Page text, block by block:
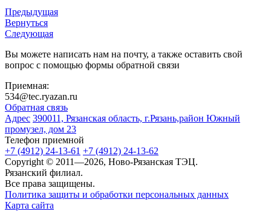
Предыдущая
Вернуться
Следующая
Вы можете написать нам на почту, а также оставить свой
вопрос с помощью формы обратной связи
Приемная:
534@tec.ryazan.ru
Обратная связь
Адрес 390011, Рязанская область, г.Рязань,район Южный
промузел, дом 23
Телефон приемной
+7 (4912) 24-13-61 +7 (4912) 24-13-62
Copyright © 2011—2026, Ново-Рязанская ТЭЦ.
Рязанский филиал.
Все права защищены.
Политика защиты и обработки персональных данных
Карта сайта